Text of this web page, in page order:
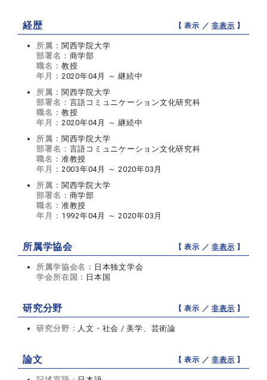
経歴 【 表示 ／非表示 】
所属： 関西学院大学
部署名： 商学部
職名： 教授
年月： 2020年04月 ～ 継続中
所属： 関西学院大学
部署名： 言語コミュニケーション文化研究科
職名： 教授
年月： 2020年04月 ～ 継続中
所属： 関西学院大学
部署名： 言語コミュニケーション文化研究科
職名： 准教授
年月： 2003年04月 ～ 2020年03月
所属： 関西学院大学
部署名： 商学部
職名： 准教授
年月： 1992年04月 ～ 2020年03月
所属学協会 【 表示 ／非表示 】
所属学協会名： 日本独文学会
学会所在国： 日本国
研究分野 【 表示 ／非表示 】
研究分野： 人文・社会 / 美学、芸術論
論文 【 表示 ／非表示 】